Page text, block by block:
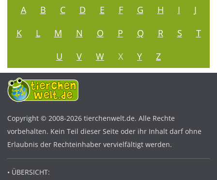
A B C D E F G H I
J
K
L M N O P Q R S
T
U
V W X Y Z
Copyright © 2008-2026 tierchenwelt.de. Alle Rechte
vorbehalten. Kein Teil dieser Seite oder ihr Inhalt darf ohne
Erlaubnis der Rechteinhaber vervielfältigt werden.
• ÜBERSICHT: